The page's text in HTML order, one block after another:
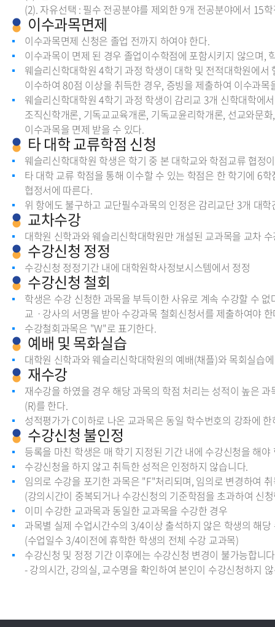
(2). 자유선택 : 필수 전공분야를 제외한 9개 전공분야에서 15
이수과목면제
이수과목면제 신청은 졸업 전까지 하여야 한다.
이수과목이 면제 된 경우 졸업이수학점에 포함시키지 않으며,
웨슬리신학대학원 4학기 과정 학생이 대학 및 전적대학원에
이수하여 80점 이상을 취득한 경우, 증빙을 제출하여 이수과목
웨슬리신학대학원 4학기 과정 학생이 감리교 3개 신학대학에
조직신학개론, 기독교교육개론, 기독교윤리학개론, 선교와문
이수과목을 면제 받을 수 있다.
타 대학 교류학점 신청
웨슬리신학대학원 학생은 학기 중 본 대학교와 학점교류 협정
타 대학 교류 학점을 통해 이수할 수 있는 학점은 한 학기에 6
협정서에 따른다.
위 항에도 불구하고 교단필수과목의 인정은 감리교단 3개 대
교차수강
대학원 신학과와 웨슬리신학대학원만 개설된 교과목을 교차
수강신청 정정
수강신청 정정기간 내에 대학원학사정보시스템에서 정정
수강신청 철회
학생은 수강 신청한 과목을 부득이한 사유로 계속 수강할 수
교ㆍ강사의 서명을 받아 수강과목 철회신청서를 제출하여야
수강철회과목은 "W"로 표기한다.
예배 및 목화실습
대학원 신학과와 웨슬리신학대학원의 예배(채플)와 목회실습
재수강
재수강을 하였을 경우 해당 과목의 학점 처리는 성적이 높은
(R)를 한다.
성적평가가 C이하로 나온 교과목은 동일 학수번호의 강좌에
수강신청 불인정
등록을 마친 학생은 매 학기 지정된 기간 내에 수강신청을 해야
수강신청을 하지 않고 취득한 성적은 인정하지 않습니다.
임의로 수강을 포기한 과목은 "F"처리되며, 임의로 변경하여
(강의시간이 중복되거나 수강신청의 기준학점을 초과하여 신
이미 수강한 교과목과 동일한 교과목을 수강한 경우
과목별 실제 수업시간수의 3/4이상 출석하지 않은 학생의 해
(수업일수 3/4이전에 휴학한 학생의 전체 수강 교과목)
수강신청 및 정정 기간 이후에는 수강신청 변경이 불가능합니
- 강의시간, 강의실, 교수명을 확인하여 본인이 수강신청하지